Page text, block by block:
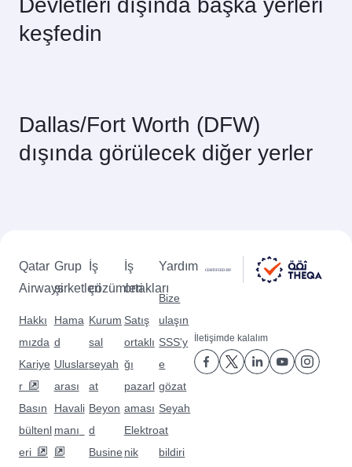
seyahat sınıflarındaki yer durumuna bağlıdır.
Devletleri dışında başka yerleri
keşfedin
Dallas/Fort Worth (DFW)
dışında görülecek diğer yerler
Qatar
Airways
Hakkı
mızda
Kariye
r
Basın
bültenl
eri
Grup
şirketleri
Hama
d
Uluslar
arası
Havali
manı
İş
çözümleri
Kurum
sal
seyah
at
Beyon
d
Busine
İş
ortakları
Satış
ortaklı
ğı
pazarl
aması
Elektro
nik
Yardım
Bize
ulaşın
SSS'y
e
gözat
Seyah
at
bildiri
İletişimde kalalım